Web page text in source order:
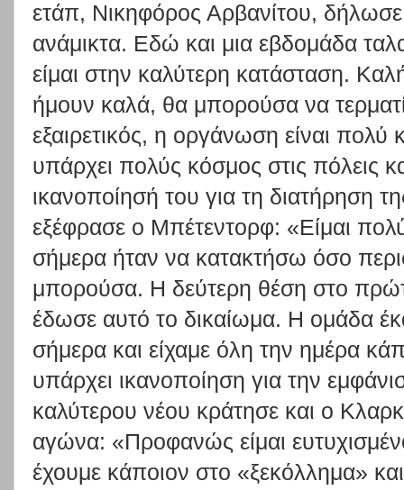
ετάπ, Νικηφόρος Αρβανίτου,
ανάμικτα. Εδώ και μια εβδομάδα
είμαι στην καλύτερη κατάσταση.
ήμουν καλά, θα μπορούσα να
εξαιρετικός, η οργάνωση είναι πολύ
υπάρχει πολύς κόσμος στις πόλεις
ικανοποίησή του για τη διατήρηση
εξέφρασε ο Μπέτεντορφ: «Είμαι
σήμερα ήταν να κατακτήσω όσο
μπορούσα. Η δεύτερη θέση στο
έδωσε αυτό το δικαίωμα. Η ομάδα
σήμερα και είχαμε όλη την ημέρα
υπάρχει ικανοποίηση για την
καλύτερου νέου κράτησε και ο
αγώνα: «Προφανώς είμαι
έχουμε κάποιον στο «ξεκόλλημα»